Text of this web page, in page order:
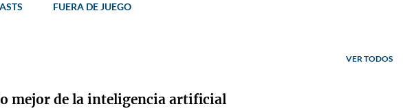
FUERA DE JUEGO
VER TODOS
mejor de la inteligencia artificial